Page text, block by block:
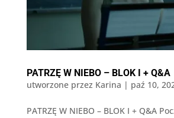
PATRZĘ W NIEBO – BLOK I + Q&A
utworzone przez Karina | paź 10,
PATRZĘ W NIEBO – BLOK I + Q&A